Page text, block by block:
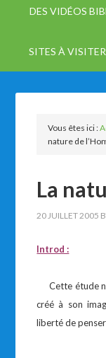
DES VIDÉOS
SITES À VISITER
Vous êtes ici :
nature de
La
20 JUILLET 2005
Introd :
Cette étude
créé à son
liberté de